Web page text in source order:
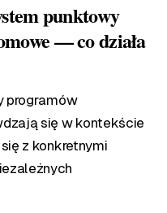
punktowy
— co działa
programów
się w kontekście
z konkretnymi